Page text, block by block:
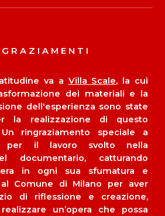
G R A Z I A M E N T I
va a Villa Scale, la cui
dei materiali e la
dell'esperienza sono state
la realizzazione di questo
ringraziamento speciale a
per il lavoro svolto nella
documentario, catturando
in ogni sua sfumatura e
al Comune di Milano per aver
di riflessione e creazione,
un’opera che possa